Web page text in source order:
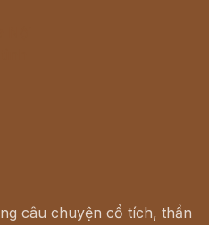
câu chuyện cổ tích, thần